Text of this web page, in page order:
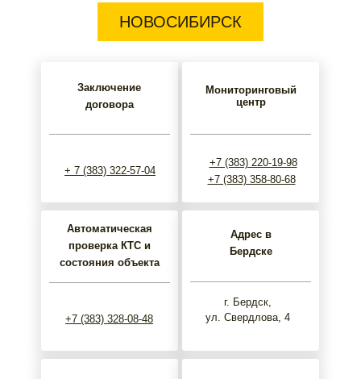
НОВОСИБИРСК
Заключение
договора
+ 7 (383) 322-57-04
Мониторинговый
центр
+7 (383) 220-19-98
+7 (383) 358-80-68
Автоматическая
проверка КТС и
состояния объекта
+7 (383) 328-08-48
Адрес в
Бердске
г. Бердск,
ул. Свердлова, 4